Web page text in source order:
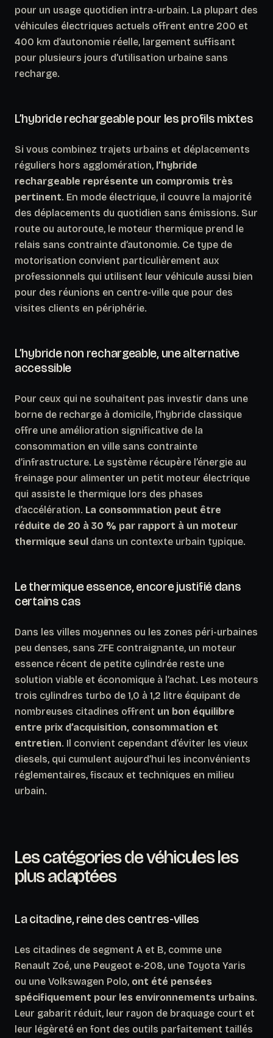
pour un usage quotidien intra-urbain. La plupart des
véhicules électriques actuels offrent entre 200 et
400 km d’autonomie réelle, largement suffisant
pour plusieurs jours d’utilisation urbaine sans
recharge.
L’hybride rechargeable pour les profils mixtes
Si vous combinez trajets urbains et déplacements
réguliers hors agglomération, l’hybride
rechargeable représente un compromis très
pertinent. En mode électrique, il couvre la majorité
des déplacements du quotidien sans émissions. Sur
route ou autoroute, le moteur thermique prend le
relais sans contrainte d’autonomie. Ce type de
motorisation convient particulièrement aux
professionnels qui utilisent leur véhicule aussi bien
pour des réunions en centre-ville que pour des
visites clients en périphérie.
L’hybride non rechargeable, une alternative
accessible
Pour ceux qui ne souhaitent pas investir dans une
borne de recharge à domicile, l’hybride classique
offre une amélioration significative de la
consommation en ville sans contrainte
d’infrastructure. Le système récupère l’énergie au
freinage pour alimenter un petit moteur électrique
qui assiste le thermique lors des phases
d’accélération. La consommation peut être
réduite de 20 à 30 % par rapport à un moteur
thermique seul dans un contexte urbain typique.
Le thermique essence, encore justifié dans
certains cas
Dans les villes moyennes ou les zones péri-urbaines
peu denses, sans ZFE contraignante, un moteur
essence récent de petite cylindrée reste une
solution viable et économique à l’achat. Les moteurs
trois cylindres turbo de 1,0 à 1,2 litre équipant de
nombreuses citadines offrent un bon équilibre
entre prix d’acquisition, consommation et
entretien. Il convient cependant d’éviter les vieux
diesels, qui cumulent aujourd’hui les inconvénients
réglementaires, fiscaux et techniques en milieu
urbain.
Les catégories de véhicules les
plus adaptées
La citadine, reine des centres-villes
Les citadines de segment A et B, comme une
Renault Zoé, une Peugeot e-208, une Toyota Yaris
ou une Volkswagen Polo, ont été pensées
spécifiquement pour les environnements urbains.
Leur gabarit réduit, leur rayon de braquage court et
leur légèreté en font des outils parfaitement taillés